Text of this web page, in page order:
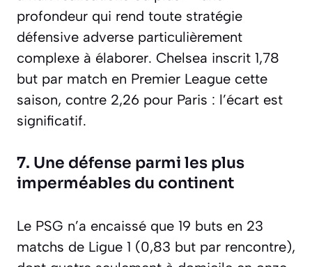
profondeur qui rend toute stratégie
défensive adverse particulièrement
complexe à élaborer. Chelsea inscrit 1,78
but par match en Premier League cette
saison, contre 2,26 pour Paris : l’écart est
significatif.
7. Une défense parmi les plus
imperméables du continent
Le PSG n’a encaissé que 19 buts en 23
matchs de Ligue 1 (0,83 but par rencontre),